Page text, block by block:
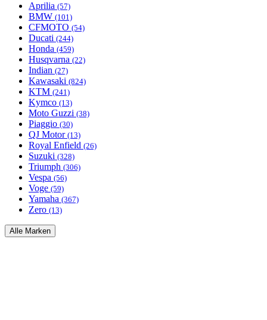
Aprilia (57)
BMW (101)
CFMOTO (54)
Ducati (244)
Honda (459)
Husqvarna (22)
Indian (27)
Kawasaki (824)
KTM (241)
Kymco (13)
Moto Guzzi (38)
Piaggio (30)
QJ Motor (13)
Royal Enfield (26)
Suzuki (328)
Triumph (306)
Vespa (56)
Voge (59)
Yamaha (367)
Zero (13)
Alle Marken